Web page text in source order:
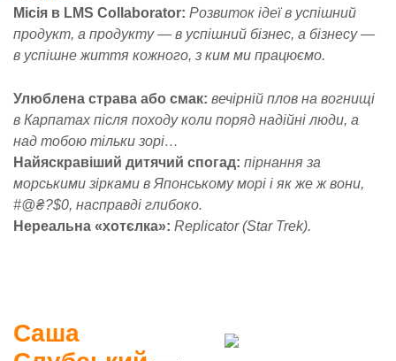
Місія в LMS Collaborator: Розвиток ідеї в успішний
продукт, а продукту — в успішний бізнес, а бізнесу —
в успішне життя кожного, з ким ми працюємо.
Улюблена страва або смак: вечірній плов на вогнищі
в Карпатах після походу коли поряд надійні люди, а
над тобою тільки зорі…
Найяскравіший дитячий спогад: пірнання за
морськими зірками в Японському морі і як же ж вони,
#@₴?$0, насправді глибоко.
Нереальна «хотєлка»: Replicator (Star Trek).
Саша